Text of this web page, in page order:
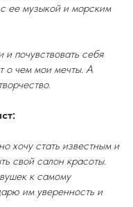
ее музыкой и морским
и почувствовать себя
о чем мои мечты. А
хочу стать известным и
свой салон красоты.
к самому
им уверенность и